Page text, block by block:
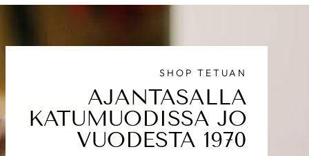
SHOP TETUAN
AJANTASALLA
KATUMUODISSA JO
VUODESTA 1970